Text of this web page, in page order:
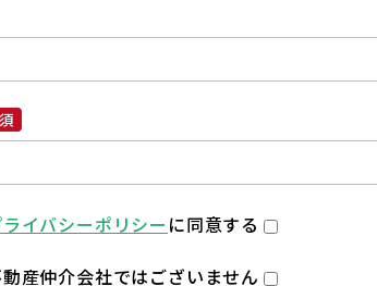
ライバシーポリシー に同意する
産仲介会社ではございません